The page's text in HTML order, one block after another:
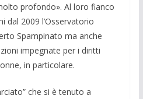
profondo». Al loro fianco
dal 2009 l’Osservatorio
Spampinato ma anche
impegnate per i diritti
in particolare.
che si è tenuto a